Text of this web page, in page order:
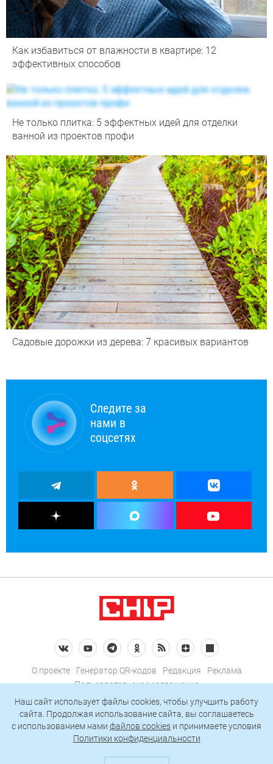
Как избавиться от влажности в квартире: 12
эффективных способов
Не только плитка: 5 эффектных идей для отделки
ванной из проектов профи
Садовые дорожки из дерева: 7 красивых вариантов
Следите за
нами в
соцсетях
О проекте Генератор QR-кодов Редакция
Реклама
Пользовательское соглашение
Политика конфиденциальности
Подписаться на рассылку
Наш сайт использует файлы cookies, чтобы улучшить работу
сайта. Продолжая использование сайта, вы соглашаетесь
c использованием нами файлов cookies и принимаете условия
Политики конфиденциальности